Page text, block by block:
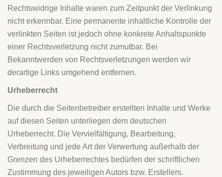
Rechtswidrige Inhalte waren zum Zeitpunkt der Verlinkung
nicht erkennbar. Eine permanente inhaltliche Kontrolle der
verlinkten Seiten ist jedoch ohne konkrete Anhaltspunkte
einer Rechtsverletzung nicht zumutbar. Bei
Bekanntwerden von Rechtsverletzungen werden wir
derartige Links umgehend entfernen.
Urheberrecht
Die durch die Seitenbetreiber erstellten Inhalte und Werke
auf diesen Seiten unterliegen dem deutschen
Urheberrecht. Die Vervielfältigung, Bearbeitung,
Verbreitung und jede Art der Verwertung außerhalb der
Grenzen des Urheberrechtes bedürfen der schriftlichen
Zustimmung des jeweiligen Autors bzw. Erstellers.